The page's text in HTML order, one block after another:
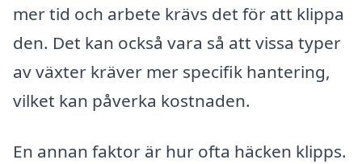
mer tid och arbete krävs det för att klippa
den. Det kan också vara så att vissa typer
av växter kräver mer specifik hantering,
vilket kan påverka kostnaden.
En annan faktor är hur ofta häcken klipps.